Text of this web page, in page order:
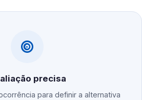
precisa
para definir a alternativa